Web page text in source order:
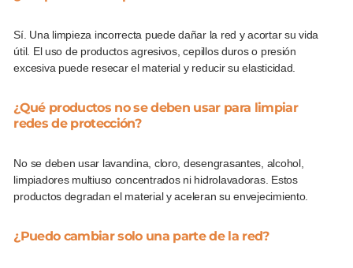
Sí. Una limpieza incorrecta puede dañar la red y acortar su vida
útil. El uso de productos agresivos, cepillos duros o presión
excesiva puede resecar el material y reducir su elasticidad.
¿Qué productos no se deben usar para limpiar
redes de protección?
No se deben usar lavandina, cloro, desengrasantes, alcohol,
limpiadores multiuso concentrados ni hidrolavadoras. Estos
productos degradan el material y aceleran su envejecimiento.
¿Puedo cambiar solo una parte de la red?